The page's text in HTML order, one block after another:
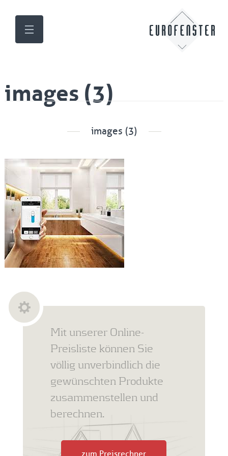
images (3)
images (3)
Mit unserer Online-
Preisliste können Sie
völlig unverbindlich die
gewünschten Produkte
zusammenstellen und
berechnen.
zum Preisrechner